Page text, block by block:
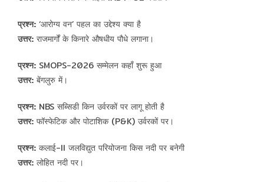
प्रश्न:‘आरोग्य वन’ पहल का उद्देश्य क्या है
उत्तर:राजमार्गों के किनारे औषधीय पौधे लगाना।
प्रश्न:SMOPS-2026 सम्मेलन कहाँ शुरू हुआ
उत्तर:बेंगलुरु में।
प्रश्न:NBS सब्सिडी किन उर्वरकों पर लागू होती है
उत्तर:फॉस्फेटिक और पोटाशिक (P&K) उर्वरकों पर।
प्रश्न:कलाई-II जलविद्युत परियोजना किस नदी पर बनेगी
उत्तर:लोहित नदी पर।